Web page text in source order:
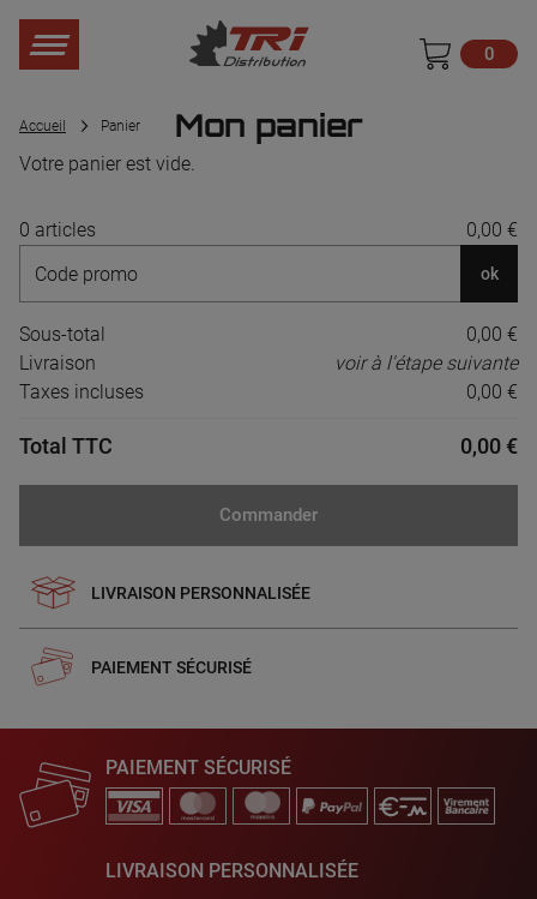
0
Accueil Panier Mon panier
Votre panier est vide.
0 articles 0,00 €
ok
Sous-total
0,00 €
Livraison
voir à l'étape suivante
Taxes incluses
0,00 €
Total TTC 0,00 €
Commander
LIVRAISON PERSONNALISÉE
PAIEMENT SÉCURISÉ
PAIEMENT SÉCURISÉ
LIVRAISON PERSONNALISÉE